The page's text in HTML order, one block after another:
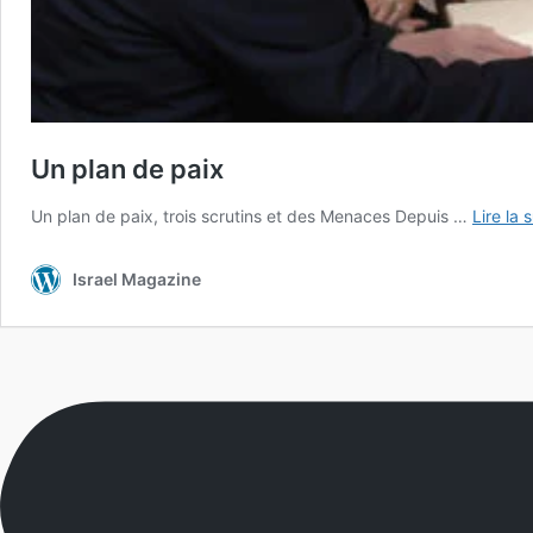
Un plan de paix
Un plan de paix, trois scrutins et des Menaces Depuis … Lire la
Israel Magazine